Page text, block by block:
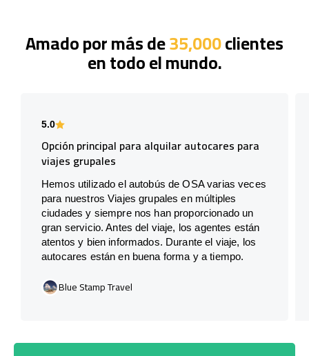
Amado por más de35,000clientes
en todo el mundo.
5.0
Opción principal para alquilar autocares para
viajes grupales
Hemos utilizado el autobús de OSA varias veces
para nuestros Viajes grupales en múltiples
ciudades y siempre nos han proporcionado un
gran servicio. Antes del viaje, los agentes están
atentos y bien informados. Durante el viaje, los
autocares están en buena forma y a tiempo.
Blue Stamp Travel